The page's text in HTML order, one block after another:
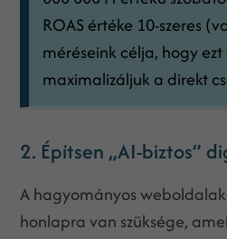
ROAS értéke 10-szeres
méréseink célja, hogy
maximalizáljuk a direkt
2. Építsen „AI-biztos”
A hagyományos
honlapra van szüksége,